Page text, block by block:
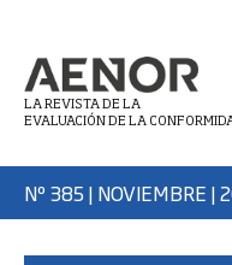
LA REVISTA DE LA
EVALUACIÓN DE LA
Nº 385 | NOVIEMBRE |